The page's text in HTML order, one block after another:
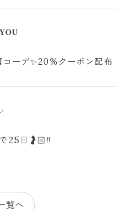
ーデ✨20%クーポン配布
25日🤰🏻‼️
覧へ